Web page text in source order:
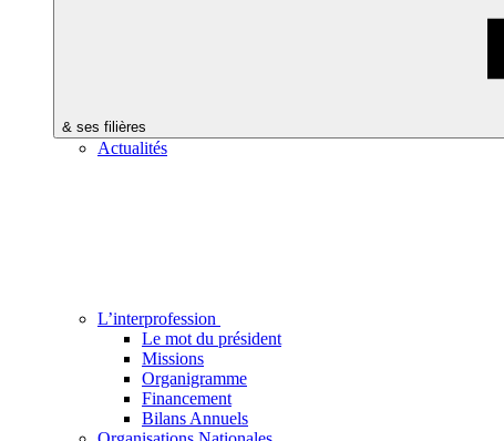
& ses filières
Actualités
L’interprofession
Le mot du président
Missions
Organigramme
Financement
Bilans Annuels